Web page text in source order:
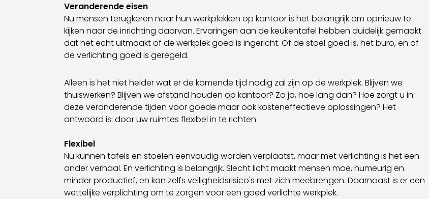
Veranderende eisen
Nu mensen terugkeren naar hun werkplekken op kantoor is het belangrijk om opnieuw te
kijken naar de inrichting daarvan. Ervaringen aan de keukentafel hebben duidelijk gemaakt
dat het echt uitmaakt of de werkplek goed is ingericht. Of de stoel goed is, het buro, en of
de verlichting goed is geregeld.
Alleen is het niet helder wat er de komende tijd nodig zal zijn op de werkplek. Blijven we
thuiswerken? Blijven we afstand houden op kantoor? Zo ja, hoe lang dan? Hoe zorgt u in
deze veranderende tijden voor goede maar ook kosteneffectieve oplossingen? Het
antwoord is: door uw ruimtes flexibel in te richten.
Flexibel
Nu kunnen tafels en stoelen eenvoudig worden verplaatst, maar met verlichting is het een
ander verhaal. En verlichting is belangrijk. Slecht licht maakt mensen moe, humeurig en
minder productief, en kan zelfs veiligheidsrisico's met zich meebrengen. Daarnaast is er een
wettelijke verplichting om te zorgen voor een goed verlichte werkplek.